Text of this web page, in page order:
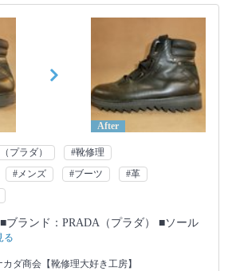
After
プラダ）
#靴修理
#メンズ #ブーツ
#革
ブランド：PRADA（プラダ） ■ソール
る
ダ商会【靴修理大好き工房】